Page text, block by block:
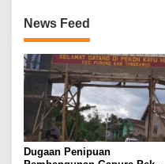
News Feed
Dugaan Penipuan